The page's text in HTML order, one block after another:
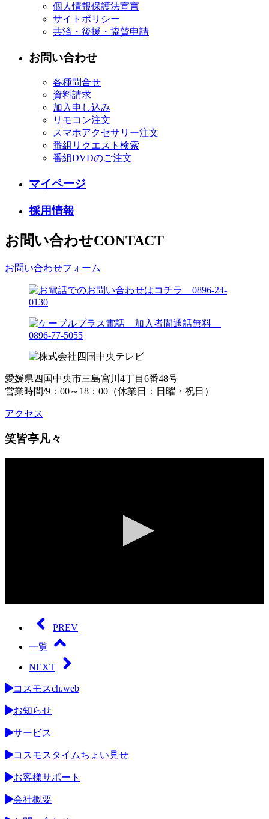
個人情報保護法宣言
サイトポリシー
共済・後援・協賛申請
お問い合わせ
各種問合せ
資料請求
加入申し込み
リモコン注文
スマホアクセサリー注文
番組リクエスト検索
番組DVDのご注文
マイページ
採用情報
お問い合わせCONTACT
お問い合わせフォーム
愛媛県四国中央市三島宮川4丁目6番48号
営業時間/9：00～18：00（休業日：日曜・祝日）
アクセス
笑皆亭凡々
seconds
seconds
PREV
一覧
NEXT
コスモスch.web
お知らせ
サービス
コスモスタイムちょい見せ
お客様サポート
会社概要